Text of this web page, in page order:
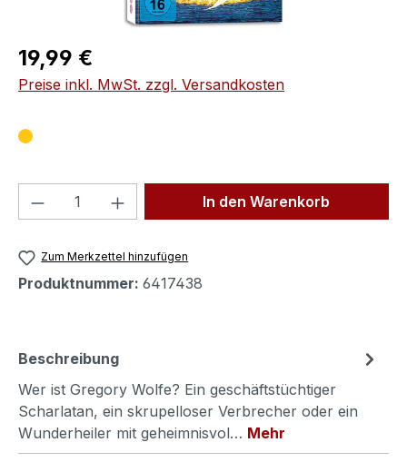
Regulärer Preis:
19,99 €
Preise inkl. MwSt. zzgl. Versandkosten
Produkt Anzahl: Gib denIn den Warenkorb
Zum Merkzettel hinzufügen
Produktnummer: 6417438
Beschreibung
Wer ist Gregory Wolfe? Ein geschäftstüchtiger
Scharlatan, ein skrupelloser Verbrecher oder ein
Wunderheiler mit geheimnisvol… Mehr